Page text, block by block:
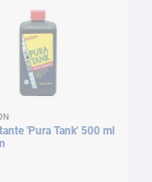
'Pura Tank' 500 ml